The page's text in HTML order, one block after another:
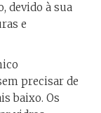
devido à sua
e
precisar de
baixo. Os